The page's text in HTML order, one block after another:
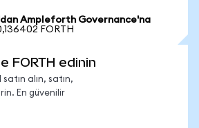
Ampleforth Governance'na
FORTH
FORTH edinin
alın, satın,
En güvenilir